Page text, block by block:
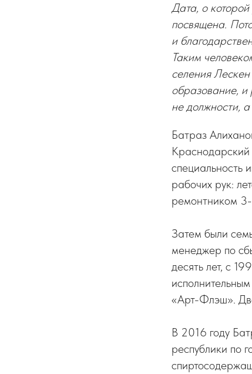
Дата, о
посвящена.
и
Таким
селения
образование, и
не должности,
Батраз
Краснодарский
специальность
рабочих рук:
ремонтником
Затем были
менеджер по
десять лет, с
«Арт-Флэш».
В 2016 году
республики по